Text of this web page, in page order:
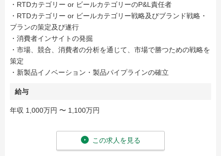
・RTDカテゴリー or ビールカテゴリーのP&L責任者
・RTDカテゴリー or ビールカテゴリー戦略及びブランド戦略・
プランの策定及び遂行
・消費者インサイトの発掘
・市場、競合、消費者の分析を通じて、市場で勝つための戦略を
策定
・新製品イノベーション・製品パイプラインの確立
給与
年収 1,000万円 〜 1,100万円
この求人を見る